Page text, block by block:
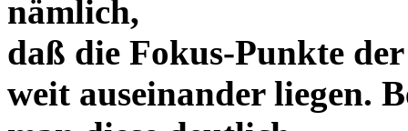
nämlich,
daß die Fokus-Punkte
weit auseinander liegen.